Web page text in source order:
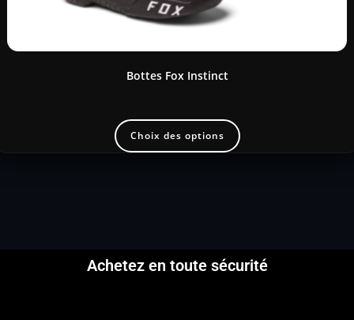
Bottes Fox Instinct
Choix des options
Achetez en toute sécurité